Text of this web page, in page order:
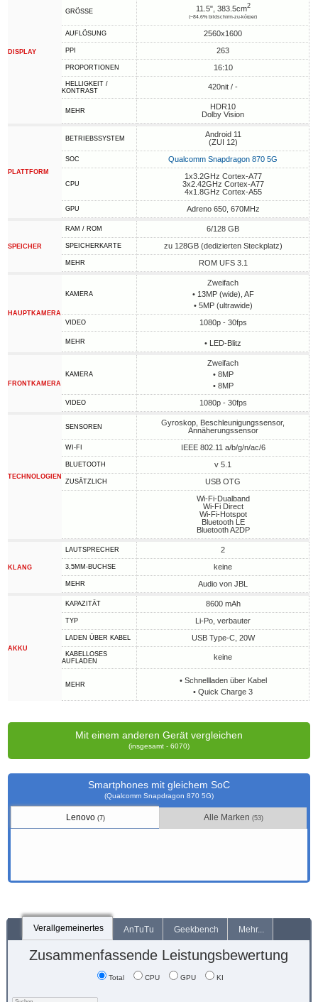
DISPLAY
GRÖSSE 11.5", 383.5cm2
(~84.6% bildschirm-zu-körper)
AUFLÖSUNG 2560x1600
PPI 263
PROPORTIONEN 16:10
HELLIGKEIT /
KONTRAST
420nit / -
MEHR
HDR10
Dolby Vision
PLATTFORM
BETRIEBSSYSTEM
Android 11
(ZUI 12)
SOC Qualcomm Snapdragon 870 5G
CPU
1x3.2GHz Cortex-A77
3x2.42GHz Cortex-A77
4x1.8GHz Cortex-A55
GPU Adreno 650, 670MHz
SPEICHER
RAM / ROM 6/128 GB
SPEICHERKARTE zu 128GB (dedizierten Steckplatz)
MEHR ROM UFS 3.1
HAUPTKAMERA
KAMERA
Zweifach
• 13MP (wide), AF
• 5MP (ultrawide)
VIDEO 1080p - 30fps
MEHR • LED-Blitz
FRONTKAMERA
KAMERA
Zweifach
• 8MP
• 8MP
VIDEO 1080p - 30fps
TECHNOLOGIEN
SENSOREN
Gyroskop, Beschleunigungssensor,
Annäherungssensor
WI-FI IEEE 802.11 a/b/g/n/ac/6
BLUETOOTH v 5.1
ZUSÄTZLICH
USB OTG
Wi-Fi-Dualband
Wi-Fi Direct
Wi-Fi-Hotspot
Bluetooth LE
Bluetooth A2DP
KLANG
LAUTSPRECHER 2
3,5MM-BUCHSE keine
MEHR Audio von JBL
AKKU
KAPAZITÄT 8600 mAh
TYP Li-Po, verbauter
LADEN ÜBER KABEL USB Type-C, 20W
KABELLOSES
AUFLADEN
keine
MEHR
• Schnellladen über Kabel
• Quick Charge 3
Mit einem anderen Gerät vergleichen
(insgesamt - 6070)
Smartphones mit gleichem SoC
(Qualcomm Snapdragon 870 5G)
Lenovo (7) Alle Marken (53)
Verallgemeinertes AnTuTu Geekbench Mehr...
Zusammenfassende Leistungsbewertung
Total CPU GPU KI